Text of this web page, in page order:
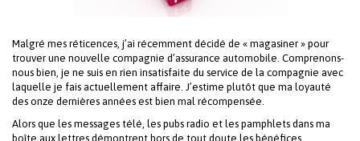
Malgré mes réticences, j’ai récemment décidé de « magasiner » pour
trouver une nouvelle compagnie d’assurance automobile. Comprenons-
nous bien, je ne suis en rien insatisfaite du service de la compagnie avec
laquelle je fais actuellement affaire. J’estime plutôt que ma loyauté
des onze dernières années est bien mal récompensée.
Alors que les messages télé, les pubs radio et les pamphlets dans ma
boîte aux lettres démontrent hors de tout doute les bénéfices